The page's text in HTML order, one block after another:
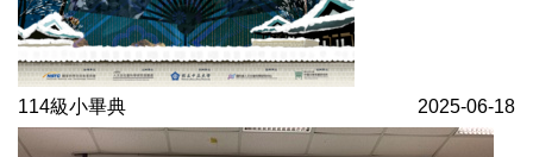
114級小畢典 2025-06-18